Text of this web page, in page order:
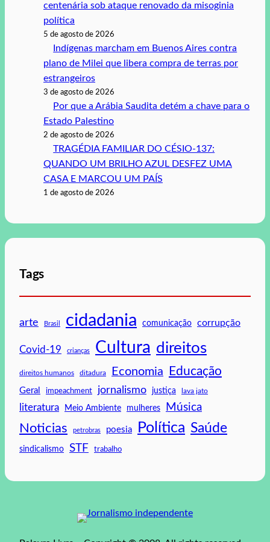
centenária sob ataque renovado da misoginia
política
5 de agosto de 2026
Indígenas marcham em Buenos Aires contra
plano de Milei que libera compra de terras por
estrangeiros
3 de agosto de 2026
Por que a Arábia Saudita detém a chave para o
Estado Palestino
2 de agosto de 2026
TRAGÉDIA FAMILIAR DO CÉSIO-137:
QUANDO UM BRILHO AZUL DESFEZ UMA
CASA E MARCOU UM PAÍS
1 de agosto de 2026
Tags
arte Brasil cidadania comunicação corrupção
Covid-19 crianças Cultura direitos
direitos humanos ditadura Economia Educação
Geral impeachment jornalismo justiça lava jato
literatura Meio Ambiente mulheres Música
Noticias petrobras poesia Política Saúde
sindicalismo STF trabalho